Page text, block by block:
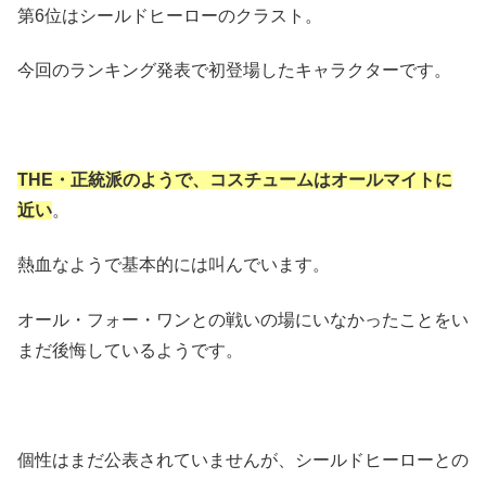
第6位はシールドヒーローのクラスト。
今回のランキング発表で初登場したキャラクターです。
THE・正統派のようで、コスチュームはオールマイトに
近い。
熱血なようで基本的には叫んでいます。
オール・フォー・ワンとの戦いの場にいなかったことをい
まだ後悔しているようです。
個性はまだ公表されていませんが、シールドヒーローとの